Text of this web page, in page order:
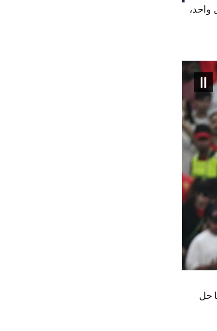
واحد،
7 نقاط، بينما حل